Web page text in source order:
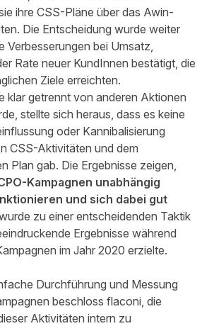
ihre CSS-Pläne über das Awin-
Die Entscheidung wurde weiter
Verbesserungen bei Umsatz,
Rate neuer KundInnen bestätigt, die
Ziele erreichten.
klar getrennt von anderen Aktionen
stellte sich heraus, dass es keine
oder Kannibalisierung
CSS-Aktivitäten und dem
Plan gab. Die Ergebnisse zeigen,
Kampagnen unabhängig
und sich dabei gut
zu einer entscheidenden Taktik
Ergebnisse während
im Jahr 2020 erzielte.
Durchführung und Messung
beschloss flaconi, die
Aktivitäten intern zu